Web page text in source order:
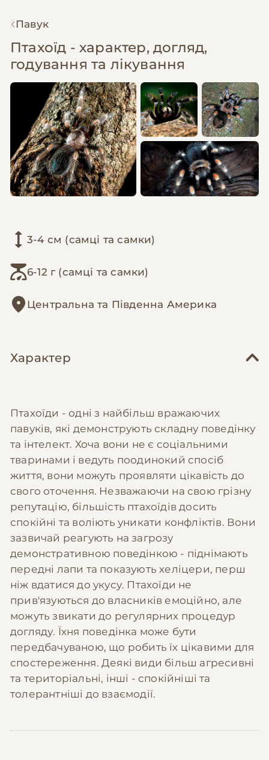
Павук
Птахоїд - характер, догляд,
годування та лікування
3-4 см (самці та самки)
6-12 г (самці та самки)
Центральна та Південна Америка
Характер
Птахоїди - одні з найбільш вражаючих
павуків, які демонструють складну поведінку
та інтелект. Хоча вони не є соціальними
тваринами і ведуть поодинокий спосіб
життя, вони можуть проявляти цікавість до
свого оточення. Незважаючи на свою грізну
репутацію, більшість птахоїдів досить
спокійні та воліють уникати конфліктів. Вони
зазвичай реагують на загрозу
демонстративною поведінкою - піднімають
передні лапи та показують хеліцери, перш
ніж вдатися до укусу. Птахоїди не
прив'язуються до власників емоційно, але
можуть звикати до регулярних процедур
догляду. Їхня поведінка може бути
передбачуваною, що робить їх цікавими для
спостереження. Деякі види більш агресивні
та територіальні, інші - спокійніші та
толерантніші до взаємодії.